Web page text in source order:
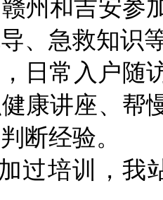
州和吉安参
、急救知识
日常入户随
康讲座、
断经验。
过培训，我